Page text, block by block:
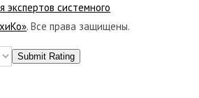
экспертов системного
. Все права защищены.
Submit Rating